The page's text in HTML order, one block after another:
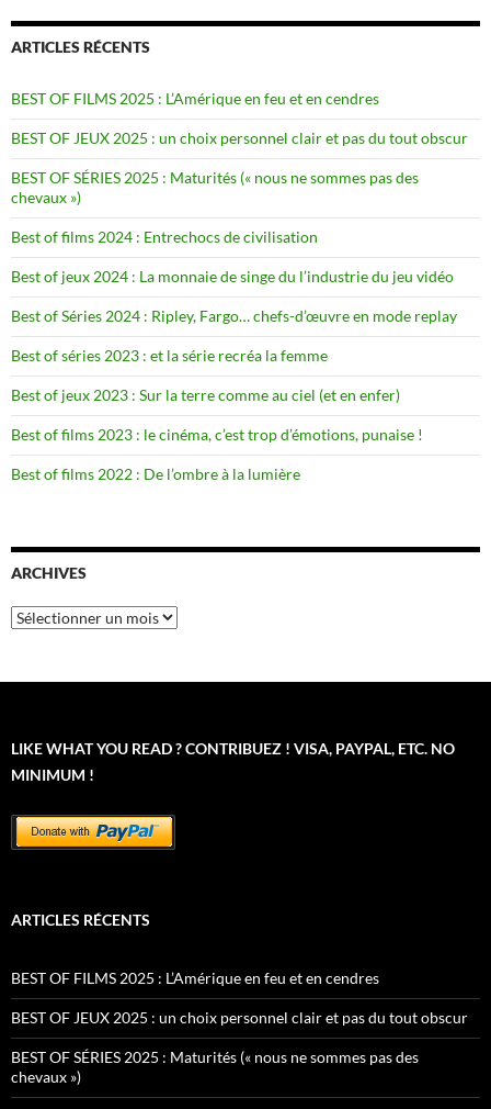
ARTICLES RÉCENTS
BEST OF FILMS 2025 : L’Amérique en feu et en cendres
BEST OF JEUX 2025 : un choix personnel clair et pas du tout obscur
BEST OF SÉRIES 2025 : Maturités (« nous ne sommes pas des
chevaux »)
Best of films 2024 : Entrechocs de civilisation
Best of jeux 2024 : La monnaie de singe du l’industrie du jeu vidéo
Best of Séries 2024 : Ripley, Fargo… chefs-d’œuvre en mode replay
Best of séries 2023 : et la série recréa la femme
Best of jeux 2023 : Sur la terre comme au ciel (et en enfer)
Best of films 2023 : le cinéma, c’est trop d’émotions, punaise !
Best of films 2022 : De l’ombre à la lumière
ARCHIVES
Archives
LIKE WHAT YOU READ ? CONTRIBUEZ ! VISA, PAYPAL, ETC. NO
MINIMUM !
ARTICLES RÉCENTS
BEST OF FILMS 2025 : L’Amérique en feu et en cendres
BEST OF JEUX 2025 : un choix personnel clair et pas du tout obscur
BEST OF SÉRIES 2025 : Maturités (« nous ne sommes pas des
chevaux »)